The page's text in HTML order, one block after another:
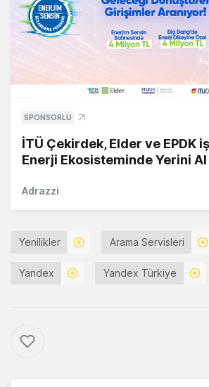
SPONSORLU
İTÜ Çekirdek, Elder ve EPDK
Enerji Ekosisteminde Yerini Al
Adrazzi
Yenilikler Arama Servisleri
Yandex Yandex Türkiye